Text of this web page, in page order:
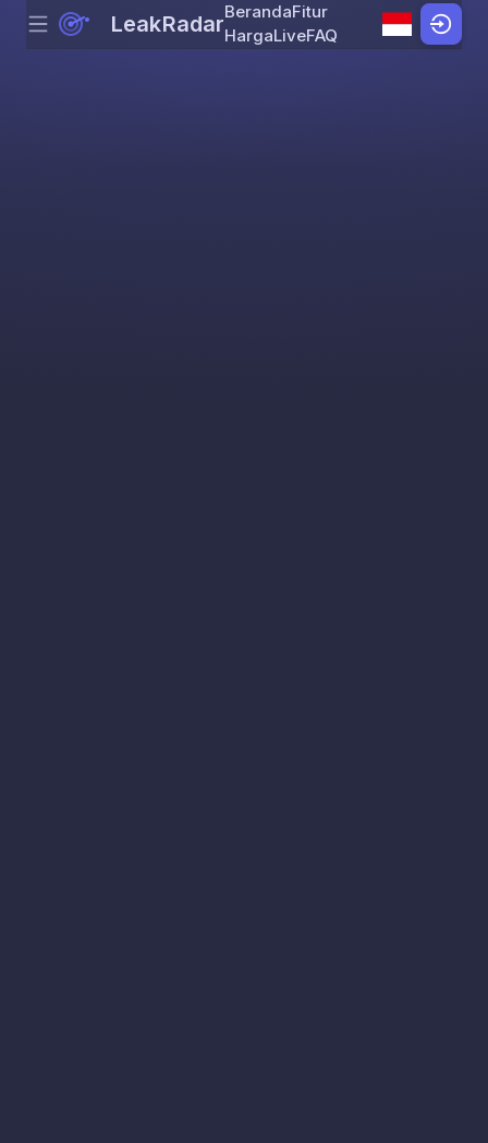
Skip to content
Menu LeakRadarBerandaFitur
HargaLiveFAQ